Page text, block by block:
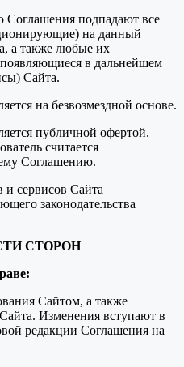
Соглашения подпадают все
на данный
а также любые их
в дальнейшем
Сайта.
на безвозмездной основе.
публичной офертой.
считается
Соглашению.
и сервисов Сайта
законодательства
СТОРОН
Сайтом, а также
Изменения вступают в
редакции Соглашения на